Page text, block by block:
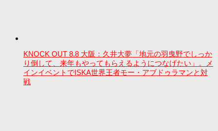
KNOCK OUT 8.8 大阪：久井大夢「地元の羽曳野でしっか
り倒して、来年もやってもらえるようにつなげたい」。メ
インイベントでISKA世界王者モー・アブドゥラマンと対
戦